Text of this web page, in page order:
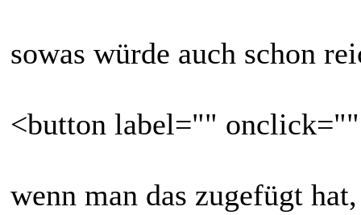
sowas würde auch schon
<button label=""
wenn man das zugefügt